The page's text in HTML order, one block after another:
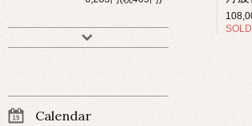
Calendar